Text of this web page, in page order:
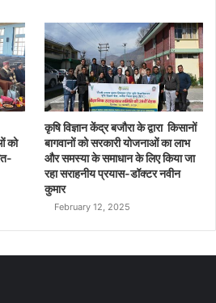
को
कृषि विज्ञान केंद्र बजौरा के द्वारा किसानों
बागवानों को सरकारी योजनाओं का लाभ
और समस्या के समाधान के लिए किया जा
रहा सराहनीय प्रयास-डॉक्टर नवीन
कुमार
February 12, 2025